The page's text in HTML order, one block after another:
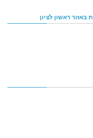
באזור ראשון לציון